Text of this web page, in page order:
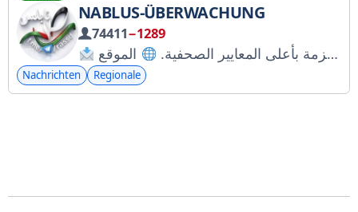
NABLUS-ÜBERWACHUNG
74411−1289
للتواصل: من ايقونة الرسائل الخاصة داخل القناة رصد نابلس: قناة إخبارية فلسطينية شاملة، تواكب الأحداث في فلسطين والعالم بدقة وحيادية، ملتزمة بأعلى المعايير الصحفية.
Nachrichten Regionale